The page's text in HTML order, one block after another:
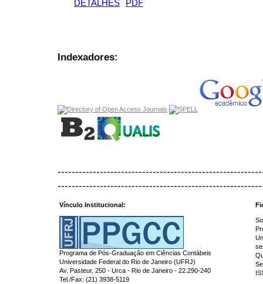
DETALHES PDF
Indexadores:
Vínculo Institucional:
Programa de Pós-Graduação em Ciências Contábeis
Universidade Federal do Rio de Janeiro (UFRJ)
Av. Pasteur, 250 - Urca - Rio de Janeiro - 22.290-240
Tel./Fax: (21) 3938-5119